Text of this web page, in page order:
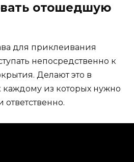
отошедшую
для приклеивания
непосредственно к
Делают это в
каждому из которых нужно